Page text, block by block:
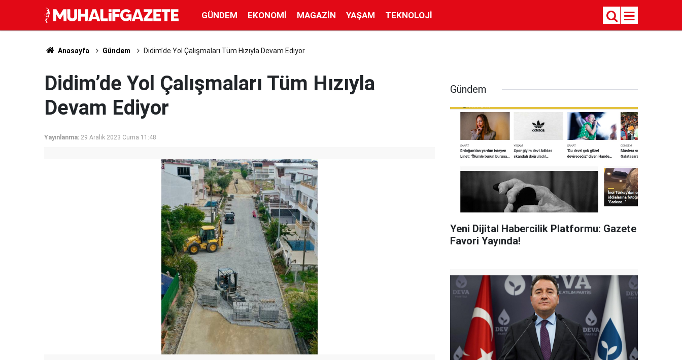
GÜNDEM EKONOMI MAGAZIN YAŞAM TEKNOLOJI
Anasayfa Gündem Didim’de Yol Çalışmaları Tüm Hızıyla Devam Ediyor
Didim’de Yol Çalışmaları Tüm Hızıyla
Devam Ediyor
Yayınlanma: 29 Aralık 2023 Cuma 11:48
Gündem
Yeni Dijital Habercilik Platformu: Gazete
Favori Yayında!